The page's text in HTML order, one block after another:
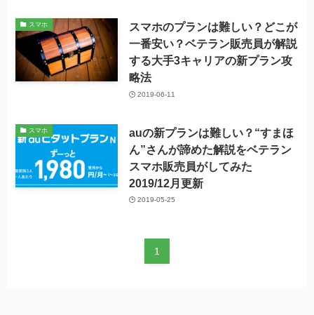
スマホ
スマホのプランは難しい？どこが
一番安い？ベテラン販売員が解説
する大手3キャリアの新プラン攻
略法
2019-06-11
スマホ
auの新プランは難しい？“すまほ
ん”さんが諦めた解説をベテラン
スマホ販売員がしてみた
2019/12月更新
2019-05-25
1